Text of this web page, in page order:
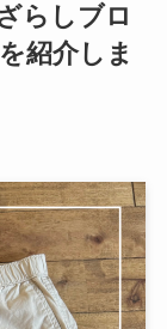
らしブロ
紹介しま